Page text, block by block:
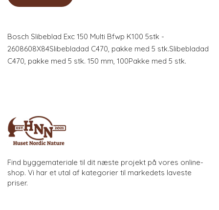
Bosch Slibeblad Exc 150 Multi Bfwp K100 5stk -
2608608X84Slibebladad C470, pakke med 5 stk.Slibebladad
C470, pakke med 5 stk. 150 mm, 100Pakke med 5 stk.
Find byggemateriale til dit næste projekt på vores online-
shop. Vi har et utal af kategorier til markedets laveste
priser.